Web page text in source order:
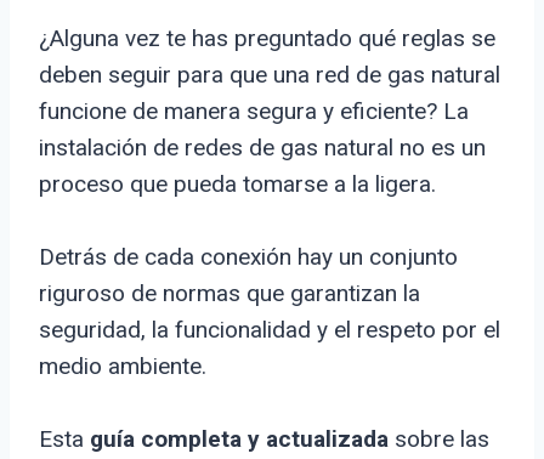
¿Alguna vez te has preguntado qué reglas se
deben seguir para que una red de gas natural
funcione de manera segura y eficiente? La
instalación de redes de gas natural no es un
proceso que pueda tomarse a la ligera.
Detrás de cada conexión hay un conjunto
riguroso de normas que garantizan la
seguridad, la funcionalidad y el respeto por el
medio ambiente.
Esta guía completa y actualizada sobre las